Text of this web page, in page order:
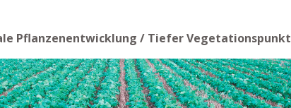
Pflanzenentwicklung / Tiefer Vegetationspunkt